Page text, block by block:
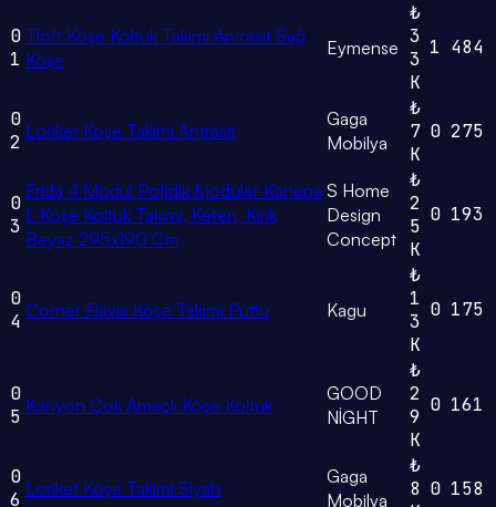
0
1
Tloft Köşe Koltuk Takımı Antrasit Sağ
Köşe
Eymense
₺
3
3
K
1 484
0
2 Loriket Köşe Takimi Antrasit
Gaga
Mobilya
₺
7
K
0 275
0
3
Frida 4 Modül Pofidik Modüler Kanepe
L Köşe Koltuk Takımı, Keten, Kırık
Beyaz 295x190 Cm
S Home
Design
Concept
₺
2
5
K
0 193
0
4 Corner Flavia Köşe Takımı Puflu Kagu
₺
1
3
K
0 175
0
5 Kanyon Çok Amaçlı Köşe Koltuk
GOOD
NİGHT
₺
2
9
K
0 161
0
6 Loriket Köşe Takimi Siyah
Gaga
Mobilya
₺
8 0 158